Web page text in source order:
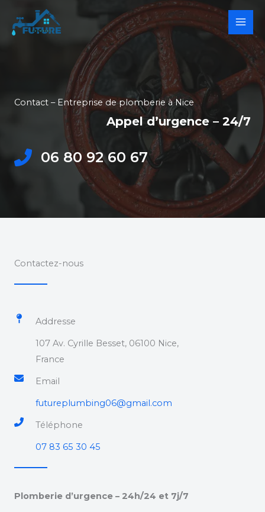
contenu
Contact – Entreprise de plomberie à Nice
Appel d’urgence – 24/7
06 80 92 60 67
Contactez-nous
Addresse
107 Av. Cyrille Besset, 06100 Nice,
France
Email
futureplumbing06@gmail.com
Téléphone
07 83 65 30 45
Plomberie d’urgence – 24h/24 et 7j/7